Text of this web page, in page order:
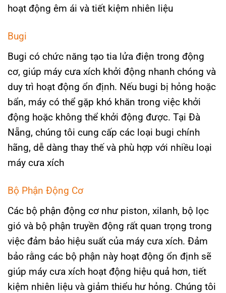
hoạt động êm ái và tiết kiệm nhiên liệu
Bugi
Bugi có chức năng tạo tia lửa điện trong động
cơ, giúp máy cưa xích khởi động nhanh chóng và
duy trì hoạt động ổn định. Nếu bugi bị hỏng hoặc
bẩn, máy có thể gặp khó khăn trong việc khởi
động hoặc không thể khởi động được. Tại Đà
Nẵng, chúng tôi cung cấp các loại bugi chính
hãng, dễ dàng thay thế và phù hợp với nhiều loại
máy cưa xích​
Bộ Phận Động Cơ
Các bộ phận động cơ như piston, xilanh, bộ lọc
gió và bộ phận truyền động rất quan trọng trong
việc đảm bảo hiệu suất của máy cưa xích. Đảm
bảo rằng các bộ phận này hoạt động ổn định sẽ
giúp máy cưa xích hoạt động hiệu quả hơn, tiết
kiệm nhiên liệu và giảm thiểu hư hỏng. Chúng tôi